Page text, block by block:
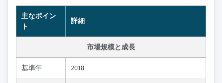
主なポイン
ト
詳細
市場規模と成長
基準年 2018